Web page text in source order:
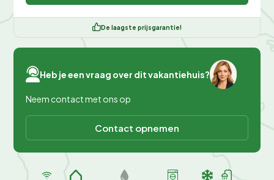
De laagste prijsgarantie!
Heb je een vraag over dit vakantiehuis?
Neem contact met ons op
Contact opnemen